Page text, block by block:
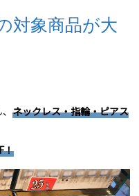
対象商品が大
、ネックレス・指輪・ピアス
！